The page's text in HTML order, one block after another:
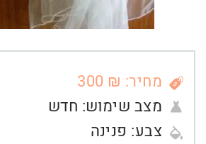
מחיר: ₪ 300
מצב שימוש: חדש
צבע: פנינה